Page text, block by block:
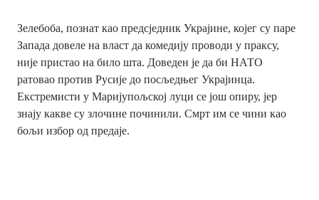
Зелебоба, познат као предсједник Украјине, којег су паре
Запада довеле на власт да комедију проводи у праксу,
није пристао на било шта. Доведен је да би НАТО
ратовао против Русије до посљедњег Украјинца.
Екстремисти у Маријупољској луци се још опиру, јер
знају какве су злочине починили. Смрт им се чини као
бољи избор од предаје.